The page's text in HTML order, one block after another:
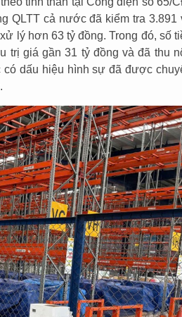
QLTT cả nước đã kiểm tra 3.891
lý hơn 63 tỷ đồng. Trong đó, số
trị giá gần 31 tỷ đồng và đã thu
dấu hiệu hình sự đã được